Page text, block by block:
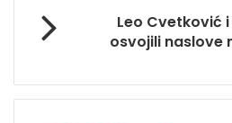
Leo Cvetković
osvojili naslove